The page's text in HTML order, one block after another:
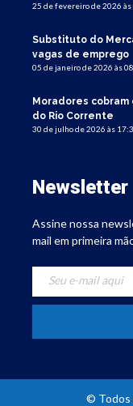
25 de fevereiro de 2026
Substituto do
vagas de emprego
05 de janeiro de 2026 às
Moradores
do Rio Corrente
30 de julho de 2026 às
Newsletter
Assine nossa
mail em primeira
© Todos